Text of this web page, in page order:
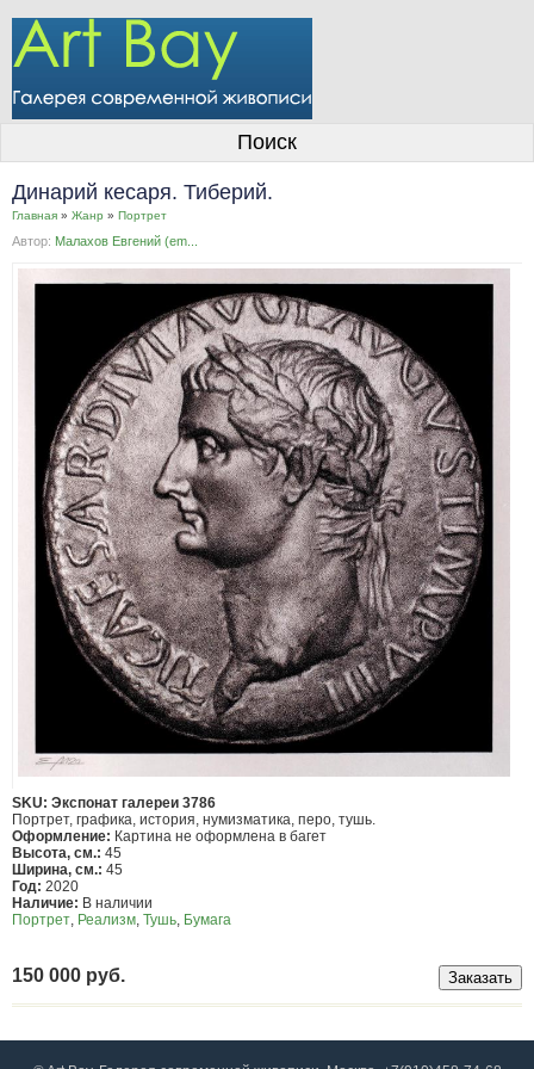
Информация для покупателей
Личный кабинет
Поиск
Динарий кесаря. Тиберий.
Главная » Жанр » Портрет
Автор: Малахов Евгений (em...
SKU: Экспонат галереи 3786
Портрет, графика, история, нумизматика, перо, тушь.
Оформление: Картина не оформлена в багет
Высота, см.: 45
Ширина, см.: 45
Год: 2020
Наличие: В наличии
Портрет Реализм Тушь Бумага
150 000 руб.